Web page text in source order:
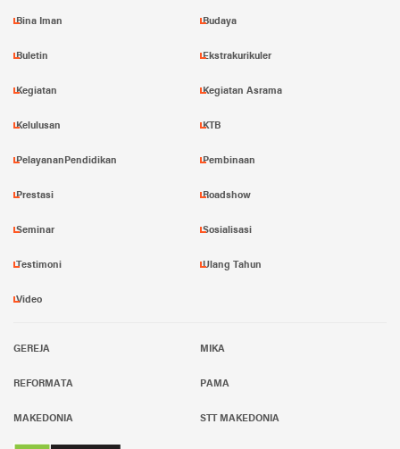
Bina Iman Budaya
Buletin Ekstrakurikuler
Kegiatan Kegiatan Asrama
Kelulusan KTB
PelayananPendidikan Pembinaan
Prestasi Roadshow
Seminar Sosialisasi
Testimoni Ulang Tahun
Video
GEREJA MIKA
REFORMATA PAMA
MAKEDONIA STT MAKEDONIA